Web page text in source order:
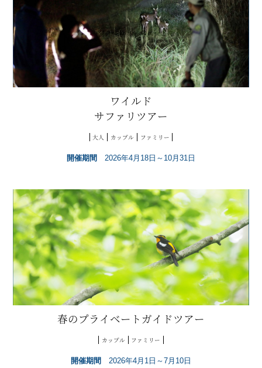
ワイルド
サファリツアー
大人 カップル ファミリー
開催期間 2026年4月18日～10月31日
春のプライベートガイドツアー
カップル ファミリー
開催期間 2026年4月1日～7月10日